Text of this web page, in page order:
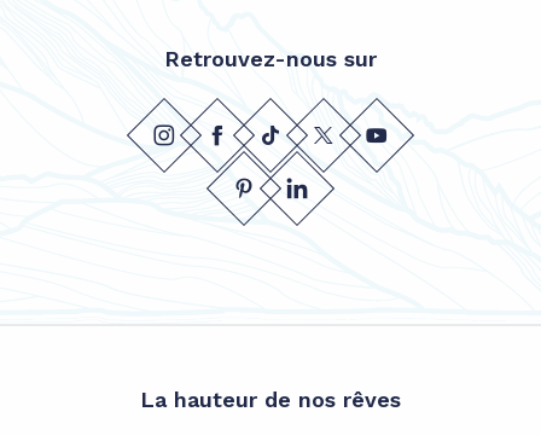
Retrouvez-nous sur
La hauteur de nos rêves